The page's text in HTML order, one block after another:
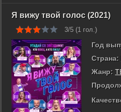
Я вижу твой голос (2021)
3/5 (1 гол.)
Год
Страна:
Жанр: